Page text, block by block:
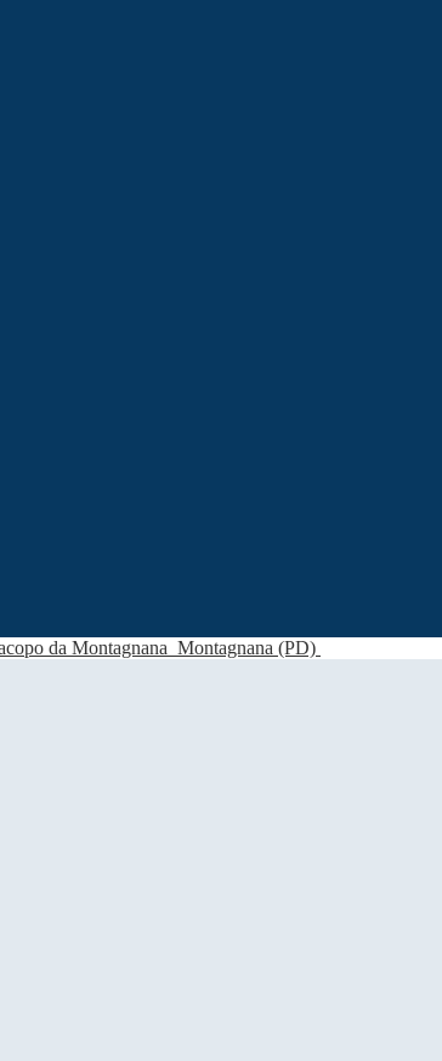
da Montagnana Montagnana (PD)